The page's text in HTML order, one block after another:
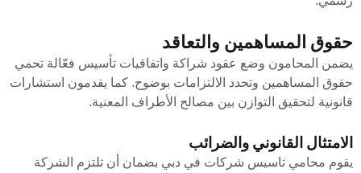
حقوق المساهمين والتعاقد
يضمن المحامون وضع عقود شراكة واتفاقيات تأسيس فعّالة تحمي
حقوق المساهمين وتحدد الالتزامات بوضوح. كما يقدمون استشارات
قانونية لتحقيق التوازن بين مصالح الأطراف المعنية.
الامتثال القانوني والضرائب
يقوم محامي تاسيس شركات في دبي بضمان أن تلتزم الشركة